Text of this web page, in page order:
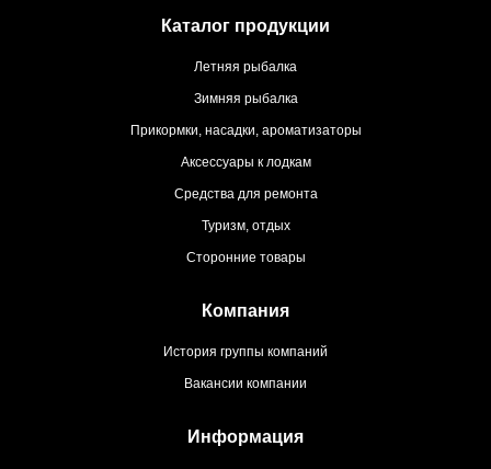
Каталог продукции
Летняя рыбалка
Зимняя рыбалка
Прикормки, насадки, ароматизаторы
Аксессуары к лодкам
Средства для ремонта
Туризм, отдых
Сторонние товары
Компания
История группы компаний
Вакансии компании
Информация